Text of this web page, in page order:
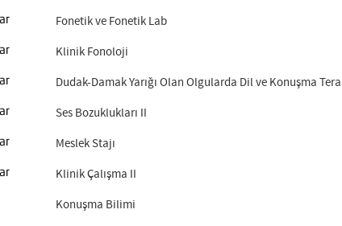
Fonetik ve Fonetik Lab
Klinik Fonoloji
Dudak-Damak Yarığı Olan Olgularda Dil ve Konuşma
Ses Bozuklukları II
Meslek Stajı
Klinik Çalışma II
Konuşma Bilimi